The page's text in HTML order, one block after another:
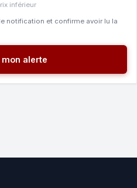
inférieur
notification et confirme avoir lu la
mon alerte